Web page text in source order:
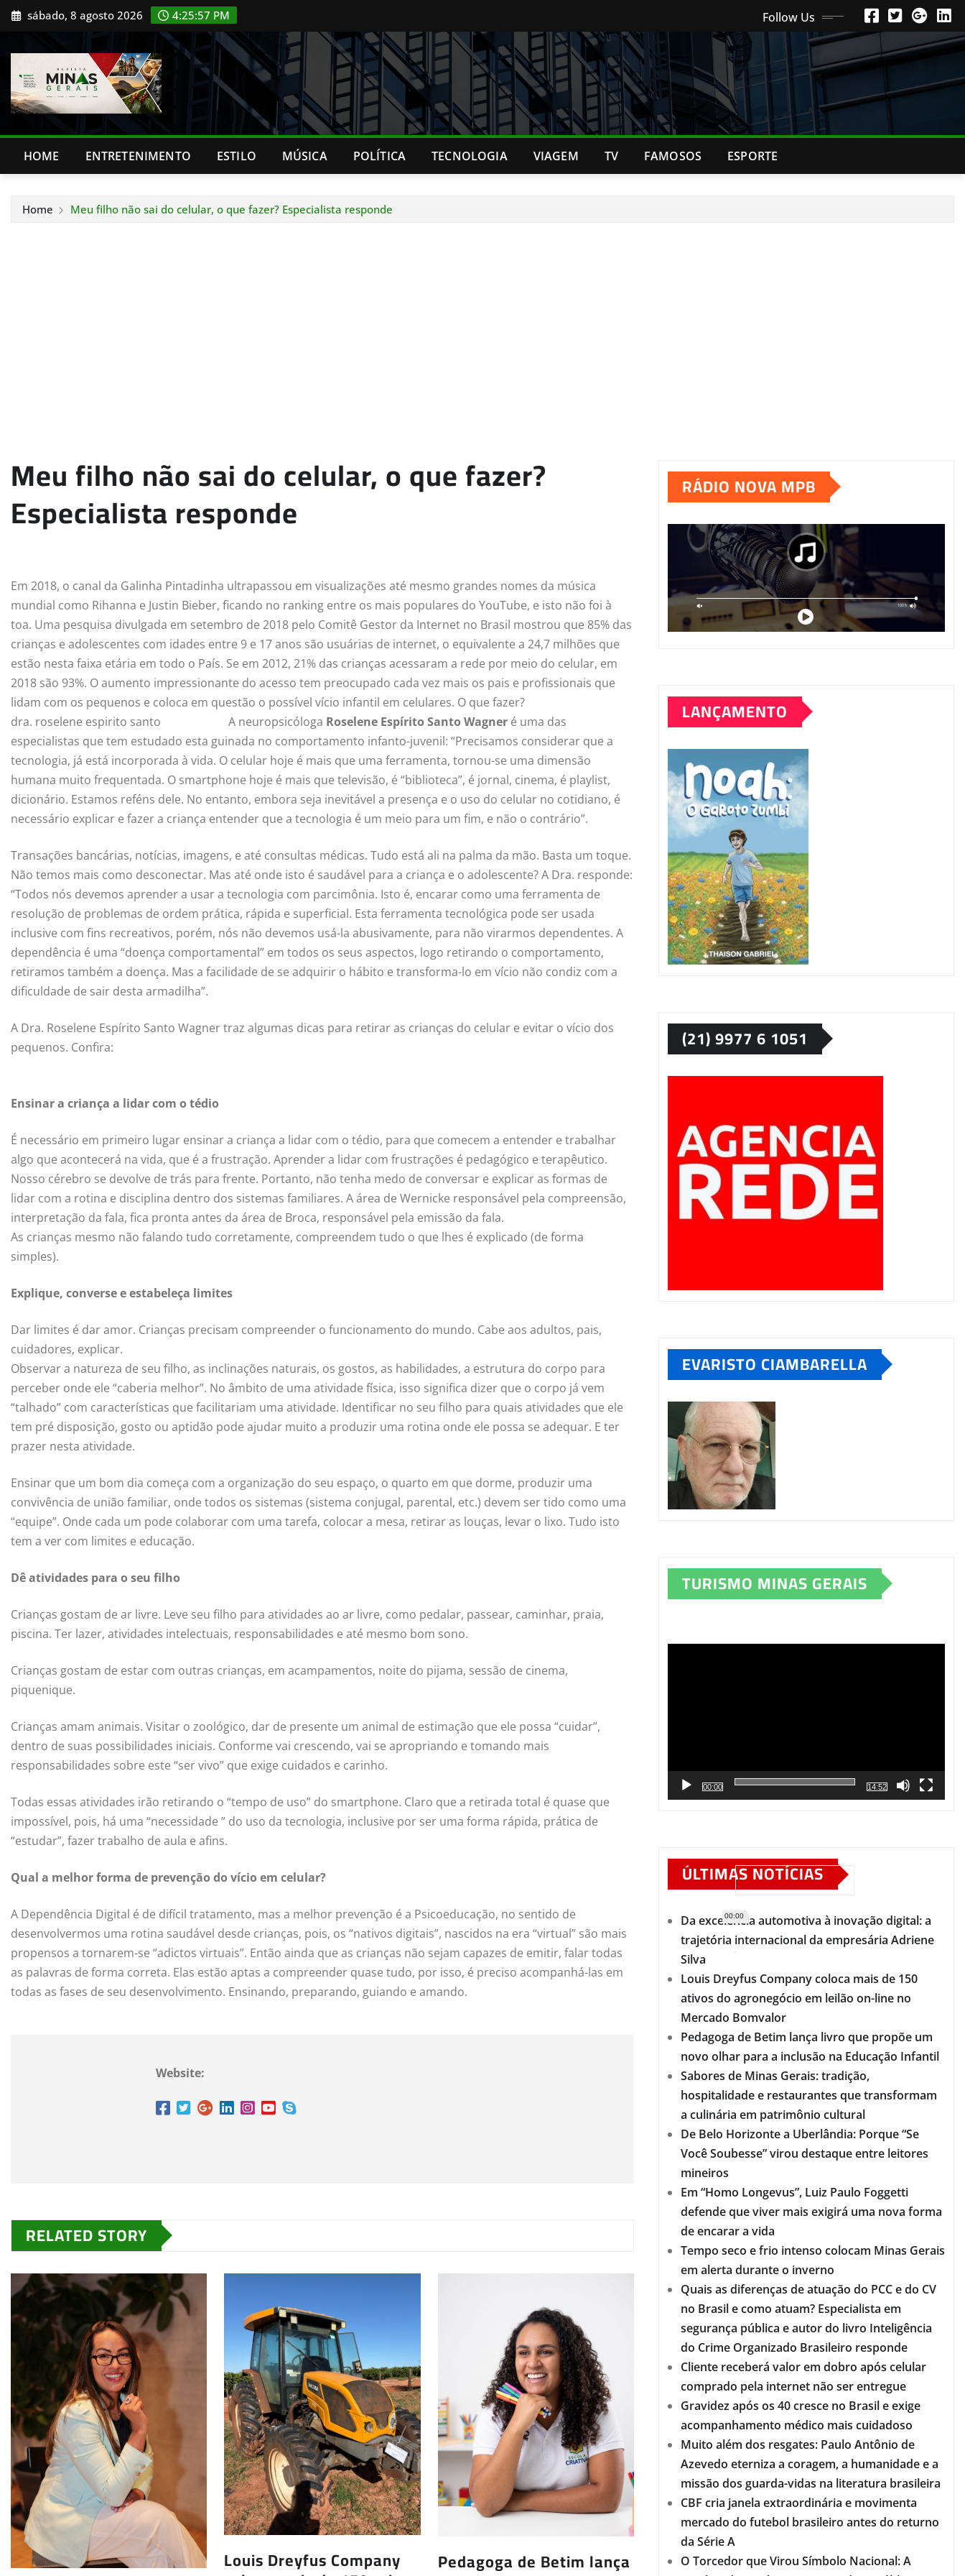
Skip sábado, 8 agosto 2026 4:25:58 PM Follow Us
HOME ENTRETENIMENTO ESTILO MÚSICA POLÍTICA TECNOLOGIA VIAGEM TV FAMOSOS ESPORTE
Home Meu filho não sai do celular, o que fazer? Especialista responde
Meu filho não sai do celular, o que fazer?
Especialista responde
Em 2018, o canal da Galinha Pintadinha ultrapassou em visualizações até mesmo grandes nomes da música
mundial como Rihanna e Justin Bieber, ficando no ranking entre os mais populares do YouTube, e isto não foi à
toa. Uma pesquisa divulgada em setembro de 2018 pelo Comitê Gestor da Internet no Brasil mostrou que 85% das
crianças e adolescentes com idades entre 9 e 17 anos são usuárias de internet, o equivalente a 24,7 milhões que
estão nesta faixa etária em todo o País. Se em 2012, 21% das crianças acessaram a rede por meio do celular, em
2018 são 93%. O aumento impressionante do acesso tem preocupado cada vez mais os pais e profissionais que
lidam com os pequenos e coloca em questão o possível vício infantil em celulares. O que fazer?
dra. roselene espirito santo
A neuropsicóloga Roselene Espírito Santo Wagner é uma das
especialistas que tem estudado esta guinada no comportamento infanto-juvenil: “Precisamos considerar que a
tecnologia, já está incorporada à vida. O celular hoje é mais que uma ferramenta, tornou-se uma dimensão
humana muito frequentada. O smartphone hoje é mais que televisão, é “biblioteca”, é jornal, cinema, é playlist,
dicionário. Estamos reféns dele. No entanto, embora seja inevitável a presença e o uso do celular no cotidiano, é
necessário explicar e fazer a criança entender que a tecnologia é um meio para um fim, e não o contrário”.
Transações bancárias, notícias, imagens, e até consultas médicas. Tudo está ali na palma da mão. Basta um toque.
Não temos mais como desconectar. Mas até onde isto é saudável para a criança e o adolescente? A Dra. responde:
“Todos nós devemos aprender a usar a tecnologia com parcimônia. Isto é, encarar como uma ferramenta de
resolução de problemas de ordem prática, rápida e superficial. Esta ferramenta tecnológica pode ser usada
inclusive com fins recreativos, porém, nós não devemos usá-la abusivamente, para não virarmos dependentes. A
dependência é uma “doença comportamental” em todos os seus aspectos, logo retirando o comportamento,
retiramos também a doença. Mas a facilidade de se adquirir o hábito e transforma-lo em vício não condiz com a
dificuldade de sair desta armadilha”.
A Dra. Roselene Espírito Santo Wagner traz algumas dicas para retirar as crianças do celular e evitar o vício dos
pequenos. Confira:
Ensinar a criança a lidar com o tédio
É necessário em primeiro lugar ensinar a criança a lidar com o tédio, para que comecem a entender e trabalhar
algo que acontecerá na vida, que é a frustração. Aprender a lidar com frustrações é pedagógico e terapêutico.
Nosso cérebro se devolve de trás para frente. Portanto, não tenha medo de conversar e explicar as formas de
lidar com a rotina e disciplina dentro dos sistemas familiares. A área de Wernicke responsável pela compreensão,
interpretação da fala, fica pronta antes da área de Broca, responsável pela emissão da fala.
As crianças mesmo não falando tudo corretamente, compreendem tudo o que lhes é explicado (de forma
simples).
Explique, converse e estabeleça limites
Dar limites é dar amor. Crianças precisam compreender o funcionamento do mundo. Cabe aos adultos, pais,
cuidadores, explicar.
Observar a natureza de seu filho, as inclinações naturais, os gostos, as habilidades, a estrutura do corpo para
perceber onde ele “caberia melhor”. No âmbito de uma atividade física, isso significa dizer que o corpo já vem
“talhado” com características que facilitariam uma atividade. Identificar no seu filho para quais atividades que ele
tem pré disposição, gosto ou aptidão pode ajudar muito a produzir uma rotina onde ele possa se adequar. E ter
prazer nesta atividade.
Ensinar que um bom dia começa com a organização do seu espaço, o quarto em que dorme, produzir uma
convivência de união familiar, onde todos os sistemas (sistema conjugal, parental, etc.) devem ser tido como uma
“equipe”. Onde cada um pode colaborar com uma tarefa, colocar a mesa, retirar as louças, levar o lixo. Tudo isto
tem a ver com limites e educação.
Dê atividades para o seu filho
Crianças gostam de ar livre. Leve seu filho para atividades ao ar livre, como pedalar, passear, caminhar, praia,
piscina. Ter lazer, atividades intelectuais, responsabilidades e até mesmo bom sono.
Crianças gostam de estar com outras crianças, em acampamentos, noite do pijama, sessão de cinema,
piquenique.
Crianças amam animais. Visitar o zoológico, dar de presente um animal de estimação que ele possa “cuidar”,
dentro de suas possibilidades iniciais. Conforme vai crescendo, vai se apropriando e tomando mais
responsabilidades sobre este “ser vivo” que exige cuidados e carinho.
Todas essas atividades irão retirando o “tempo de uso” do smartphone. Claro que a retirada total é quase que
impossível, pois, há uma “necessidade ” do uso da tecnologia, inclusive por ser uma forma rápida, prática de
“estudar”, fazer trabalho de aula e afins.
Qual a melhor forma de prevenção do vício em celular?
A Dependência Digital é de difícil tratamento, mas a melhor prevenção é a Psicoeducação, no sentido de
desenvolvermos uma rotina saudável desde crianças, pois, os “nativos digitais”, nascidos na era “virtual” são mais
propensos a tornarem-se “adictos virtuais”. Então ainda que as crianças não sejam capazes de emitir, falar todas
as palavras de forma correta. Elas estão aptas a compreender quase tudo, por isso, é preciso acompanhá-las em
todas as fases de seu desenvolvimento. Ensinando, preparando, guiando e amando.
Website:
RELATED STORY
Louis Dreyfus Company Pedagoga de Betim lança
RÁDIO NOVA MPB
LANÇAMENTO
(21) 9977 6 1051
EVARISTO CIAMBARELLA
TURISMO MINAS GERAIS
00:00
00:00
14:52
ÚLTIMAS NOTÍCIAS
Da excelência automotiva à inovação digital: a
trajetória internacional da empresária Adriene
Silva
Louis Dreyfus Company coloca mais de 150
ativos do agronegócio em leilão on-line no
Mercado Bomvalor
Pedagoga de Betim lança livro que propõe um
novo olhar para a inclusão na Educação Infantil
Sabores de Minas Gerais: tradição,
hospitalidade e restaurantes que transformam
a culinária em patrimônio cultural
De Belo Horizonte a Uberlândia: Porque “Se
Você Soubesse” virou destaque entre leitores
mineiros
Em “Homo Longevus”, Luiz Paulo Foggetti
defende que viver mais exigirá uma nova forma
de encarar a vida
Tempo seco e frio intenso colocam Minas Gerais
em alerta durante o inverno
Quais as diferenças de atuação do PCC e do CV
no Brasil e como atuam? Especialista em
segurança pública e autor do livro Inteligência
do Crime Organizado Brasileiro responde
Cliente receberá valor em dobro após celular
comprado pela internet não ser entregue
Gravidez após os 40 cresce no Brasil e exige
acompanhamento médico mais cuidadoso
Muito além dos resgates: Paulo Antônio de
Azevedo eterniza a coragem, a humanidade e a
missão dos guarda-vidas na literatura brasileira
CBF cria janela extraordinária e movimenta
mercado do futebol brasileiro antes do returno
da Série A
O Torcedor que Virou Símbolo Nacional: A